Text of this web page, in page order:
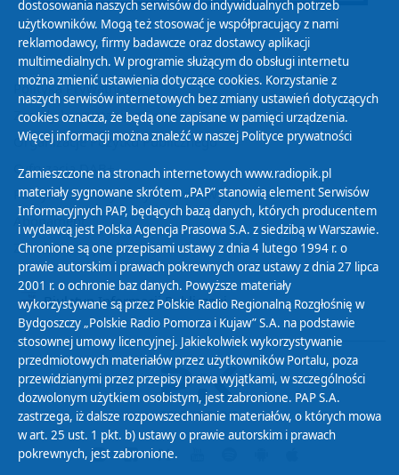
Polityka Prywatności
Zasady korzystania z Serwisu
Organizacje Pożytku Publicznego
Cyfryzacja DAB+
Polityka ochrony danych osobowych
Abonament
Zamówienia publiczne
Biuletyn Informacji Publicznej
dostosowania naszych serwisów do indywidualnych potrzeb
użytkowników. Mogą też stosować je współpracujący z nami
reklamodawcy, firmy badawcze oraz dostawcy aplikacji
multimedialnych. W programie służącym do obsługi internetu
można zmienić ustawienia dotyczące cookies. Korzystanie z
naszych serwisów internetowych bez zmiany ustawień dotyczących
cookies oznacza, że będą one zapisane w pamięci urządzenia.
Więcej informacji można znaleźć w naszej Polityce prywatności
Zamieszczone na stronach internetowych www.radiopik.pl
materiały sygnowane skrótem „PAP” stanowią element Serwisów
Informacyjnych PAP, będących bazą danych, których producentem
i wydawcą jest Polska Agencja Prasowa S.A. z siedzibą w Warszawie.
Chronione są one przepisami ustawy z dnia 4 lutego 1994 r. o
prawie autorskim i prawach pokrewnych oraz ustawy z dnia 27 lipca
2001 r. o ochronie baz danych. Powyższe materiały
wykorzystywane są przez Polskie Radio Regionalną Rozgłośnię w
Bydgoszczy „Polskie Radio Pomorza i Kujaw” S.A. na podstawie
stosownej umowy licencyjnej. Jakiekolwiek wykorzystywanie
przedmiotowych materiałów przez użytkowników Portalu, poza
przewidzianymi przez przepisy prawa wyjątkami, w szczególności
dozwolonym użytkiem osobistym, jest zabronione. PAP S.A.
zastrzega, iż dalsze rozpowszechnianie materiałów, o których mowa
w art. 25 ust. 1 pkt. b) ustawy o prawie autorskim i prawach
pokrewnych, jest zabronione.